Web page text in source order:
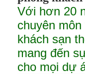
Với hơn 20
chuyên
khách sạn
mang đến
cho mọi dự